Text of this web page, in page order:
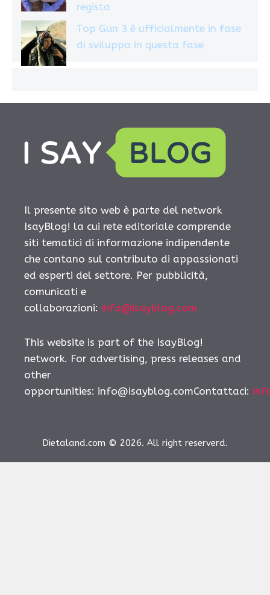
regista
Top Gun 3 è ufficialmente in fase
di sviluppo in questa fase
Il presente sito web è parte del network
IsayBlog! la cui rete editoriale comprende
siti tematici di informazione indipendente
che contano sul contributo di appassionati
ed esperti del settore. Per pubblicità,
comunicati e
collaborazioni: info@isayblog.com
This website is part of the IsayBlog!
network. For advertising, press releases and
other
opportunities: info@isayblog.comContattaci:
Dietaland.com © 2026. All right reserverd.